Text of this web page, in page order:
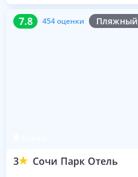
7.8 454 оценки Пляжный
3 Сочи Парк Отель
7.8 454 оценки